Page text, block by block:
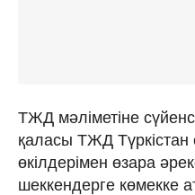
ТЖД мәліметіне
қаласы ТЖД
өкілдерімен өзара
шеккендерге көмекке